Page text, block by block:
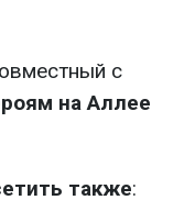
с
на Аллее
также: